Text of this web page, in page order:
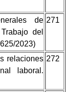
de
del
2023)
271
relaciones
laboral.
272